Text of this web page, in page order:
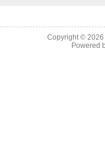
Copyright ©
Powered